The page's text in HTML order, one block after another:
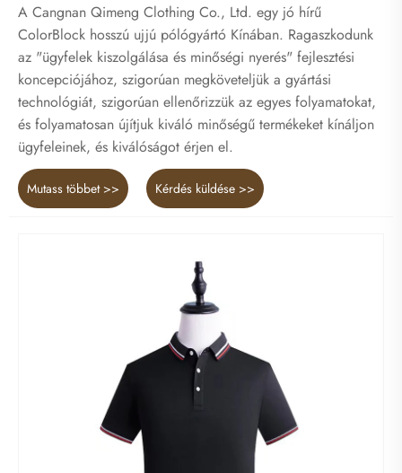
A Cangnan Qimeng Clothing Co., Ltd. egy jó hírű
ColorBlock hosszú ujjú pólógyártó Kínában. Ragaszkodunk
az "ügyfelek kiszolgálása és minőségi nyerés" fejlesztési
koncepciójához, szigorúan megköveteljük a gyártási
technológiát, szigorúan ellenőrizzük az egyes folyamatokat,
és folyamatosan újítjuk kiváló minőségű termékeket kínáljon
ügyfeleinek, és kiválóságot érjen el.
Mutass többet >> Kérdés küldése >>